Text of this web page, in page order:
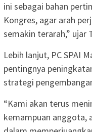
ini sebagai bahan
Kongres, agar arah
semakin terarah,” ujar
Lebih lanjut, PC SPAI
pentingnya
strategi
“Kami akan terus
kemampuan anggota,